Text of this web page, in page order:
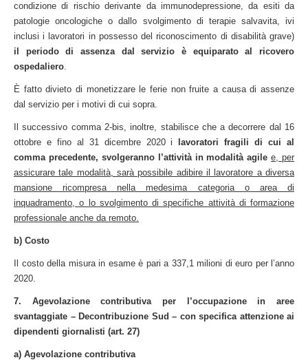
condizione di rischio derivante da immunodepressione, da esiti da
patologie oncologiche o dallo svolgimento di terapie salvavita, ivi
inclusi i lavoratori in possesso del riconoscimento di disabilità grave)
il periodo di assenza dal servizio è equiparato al ricovero
ospedaliero.
È fatto divieto di monetizzare le ferie non fruite a causa di assenze
dal servizio per i motivi di cui sopra.
Il successivo comma 2-bis, inoltre, stabilisce che a decorrere dal 16
ottobre e fino al 31 dicembre 2020 i
lavoratori fragili di cui al
comma precedente, svolgeranno l’attività in modalità agile e, per
assicurare tale modalità, sarà possibile adibire il lavoratore a diversa
mansione ricompresa nella medesima categoria o area di
inquadramento, o lo svolgimento di specifiche attività di formazione
professionale anche da remoto.
b) Costo
Il costo della misura in esame è pari a 337,1 milioni di euro per l’anno
2020.
7. Agevolazione contributiva per l’occupazione in aree
svantaggiate – Decontribuzione Sud – con specifica attenzione ai
dipendenti giornalisti (art. 27)
a) Agevolazione contributiva